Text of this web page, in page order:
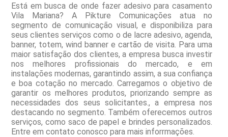
Está em busca de onde fazer adesivo para casamento
Vila Mariana? A Pikture Comunicações atua no
segmento de comunicação visual, e disponibiliza para
seus clientes serviços como o de lacre adesivo, agenda,
banner, totem, wind banner e cartão de visita. Para uma
maior satisfação dos clientes, a empresa busca investir
nos melhores profissionais do mercado, e em
instalações modernas, garantindo assim, a sua confiança
e boa cotação no mercado. Carregamos o objetivo de
garantir os melhores produtos, priorizando sempre as
necessidades dos seus solicitantes., a empresa nos
destacando no segmento. Também oferecemos outros
serviços, como saco de papel e brindes personalizados.
Entre em contato conosco para mais inforrmações.